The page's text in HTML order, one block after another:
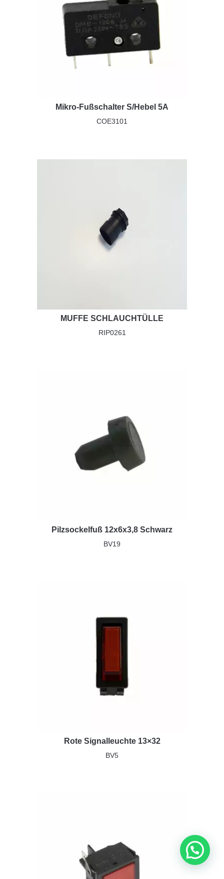
Mikro-Fußschalter S/Hebel 5A
COE3101
MUFFE SCHLAUCHTÜLLE
RIP0261
Pilzsockelfuß 12x6x3,8 Schwarz
BV19
Rote Signalleuchte 13×32
BV5